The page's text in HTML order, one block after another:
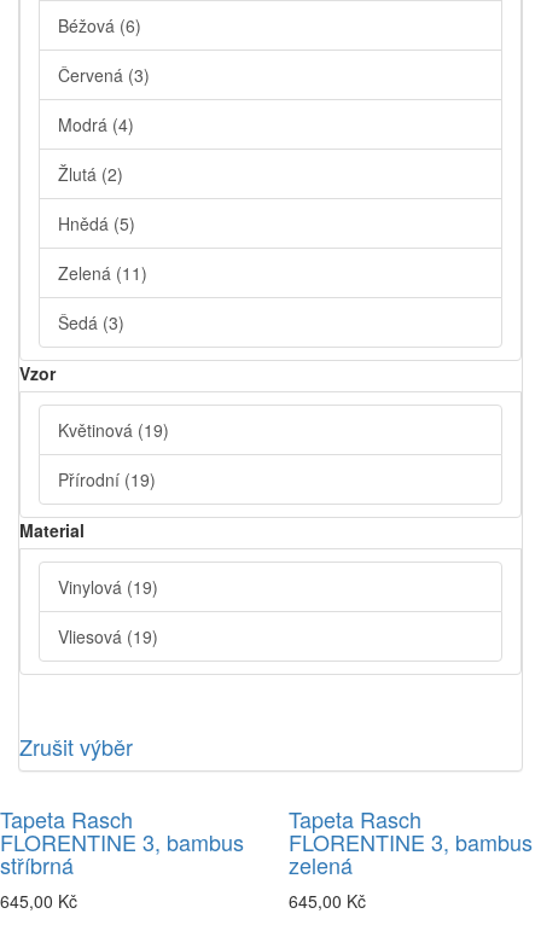
Béžová (6)
Červená (3)
Modrá (4)
Žlutá (2)
Hnědá (5)
Zelená (11)
Šedá (3)
Vzor
Květinová (19)
Přírodní (19)
Material
Vinylová (19)
Vliesová (19)
Zrušit výběr
Tapeta Rasch
FLORENTINE 3, bambus
stříbrná
645,00 Kč
Tapeta Rasch
FLORENTINE 3, bambus
zelená
645,00 Kč